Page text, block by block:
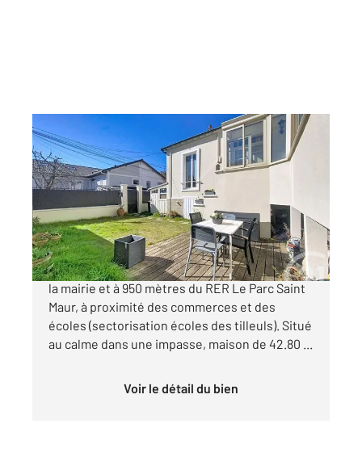
ST MAUR DES FOSSES 94
42,80 m2, 3 pièces
Ref : 1394
Maison à vendre
395 000 €
Emplacement très recherché à 750 mètres de
la mairie et à 950 mètres du RER Le Parc Saint
Maur, à proximité des commerces et des
écoles (sectorisation écoles des tilleuls). Situé
au calme dans une impasse, maison de 42.80 ...
Voir le détail du bien